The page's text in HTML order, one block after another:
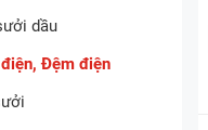
dầu
Đệm điện